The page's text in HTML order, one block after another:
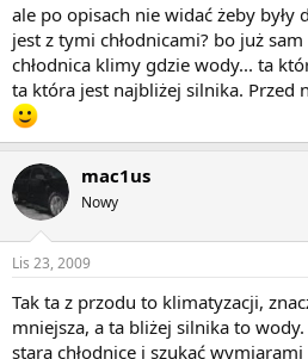
ale po opisach nie widać żeby były
jest z tymi chłodnicami? bo już
chłodnica klimy gdzie wody... ta
ta która jest najbliżej silnika. Przed
mac1us
Nowy
Lis 23, 2009
Tak ta z przodu to klimatyzacji,
mniejsza, a ta bliżej silnika to
starą chłodnice i szukać